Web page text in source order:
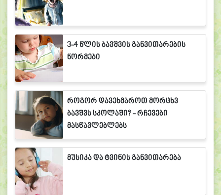
3-4 წლის ბავშვის განვითარების
ნორმები
როგორ დავეხმაროთ მორცხვ
ბავშვს სკოლაში? - რჩევები
მასწავლებლებს
მუსიკა და ტვინის განვითარება